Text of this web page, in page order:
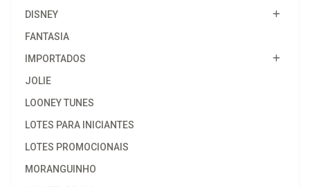
DISNEY
FANTASIA
IMPORTADOS
JOLIE
LOONEY TUNES
LOTES PARA INICIANTES
LOTES PROMOCIONAIS
MORANGUINHO